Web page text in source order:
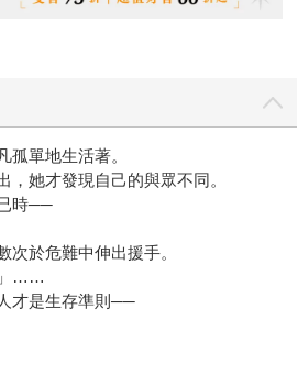
孤單地生活著。
，她才發現自己的與眾不同。
時──
次於危難中伸出援手。
」……
才是生存準則──